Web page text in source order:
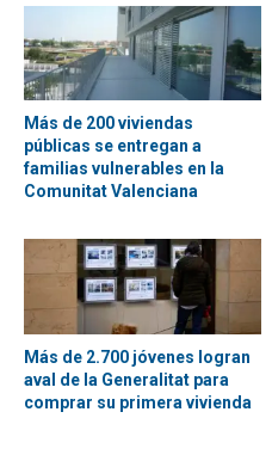
Más de 200 viviendas
públicas se entregan a
familias vulnerables en la
Comunitat Valenciana
Más de 2.700 jóvenes logran
aval de la Generalitat para
comprar su primera vivienda